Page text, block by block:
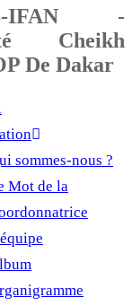
IFAN -
Cheikh
De Dakar
sommes-nous ?
Mot de la